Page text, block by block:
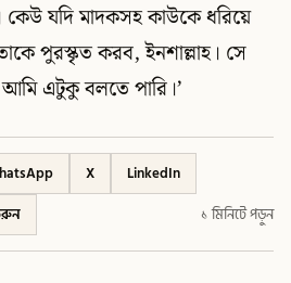
কেউ যদি মাদকসহ কাউকে ধরিয়ে
পুরস্কৃত করব, ইনশাল্লাহ। সে
এটুকু বলতে পারি।’
X
LinkedIn
১ মিনিটে পড়ুন